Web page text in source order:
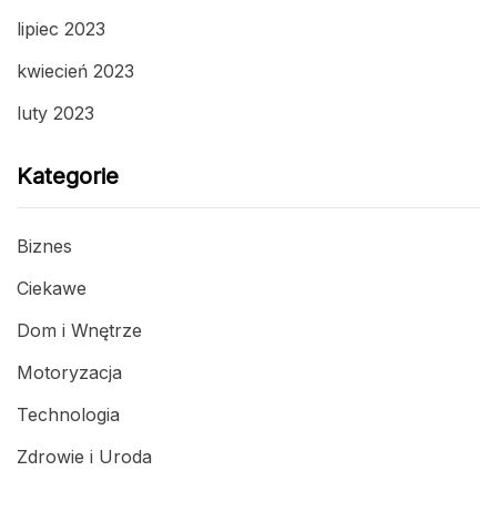
lipiec 2023
kwiecień 2023
luty 2023
Kategorie
Biznes
Ciekawe
Dom i Wnętrze
Motoryzacja
Technologia
Zdrowie i Uroda